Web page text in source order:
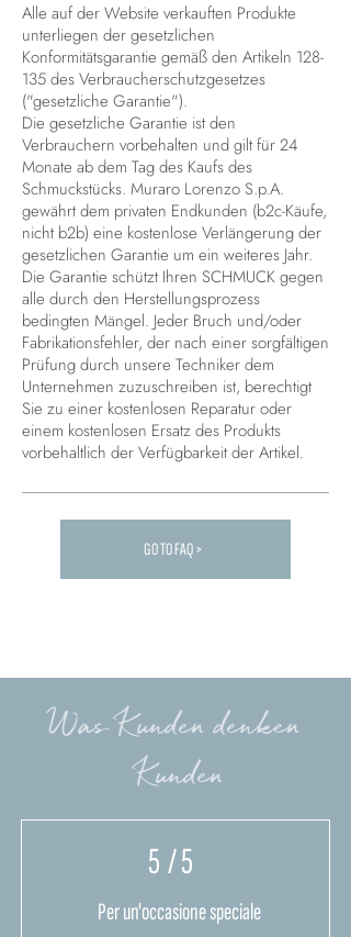
Alle auf der Website verkauften Produkte
unterliegen der gesetzlichen
Konformitätsgarantie gemäß den Artikeln 128-
135 des Verbraucherschutzgesetzes
("gesetzliche Garantie").
Die gesetzliche Garantie ist den
Verbrauchern vorbehalten und gilt für 24
Monate ab dem Tag des Kaufs des
Schmuckstücks. Muraro Lorenzo S.p.A.
gewährt dem privaten Endkunden (b2c-Käufe,
nicht b2b) eine kostenlose Verlängerung der
gesetzlichen Garantie um ein weiteres Jahr.
Die Garantie schützt Ihren SCHMUCK gegen
alle durch den Herstellungsprozess
bedingten Mängel. Jeder Bruch und/oder
Fabrikationsfehler, der nach einer sorgfältigen
Prüfung durch unsere Techniker dem
Unternehmen zuzuschreiben ist, berechtigt
Sie zu einer kostenlosen Reparatur oder
einem kostenlosen Ersatz des Produkts
vorbehaltlich der Verfügbarkeit der Artikel.
Carica altre FAQ...
GO TO FAQ >
Was Kunden denken
Kunden
5/ 5
Per un'occasione speciale